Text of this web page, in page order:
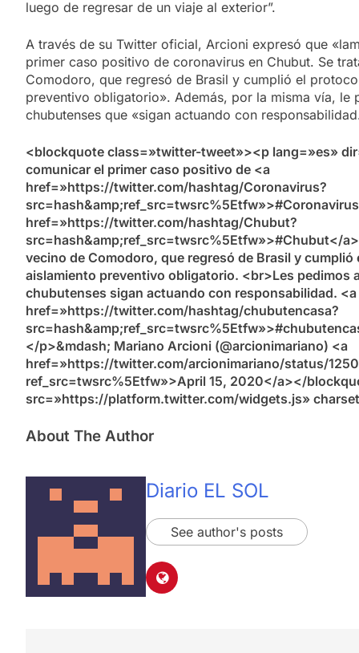
luego de regresar de un viaje al exterior”.
A través de su Twitter oficial, Arcioni expresó que
primer caso positivo de coronavirus en Chubut. Se
Comodoro, que regresó de Brasil y cumplió el
preventivo obligatorio». Además, por la misma vía, le
chubutenses que «sigan actuando con
<blockquote class=»twitter-tweet»><p lang=»es»
comunicar el primer caso positivo de <a
href=»https://twitter.com/hashtag/Coronavirus?
href=»https://twitter.com/hashtag/Chubut?
src=hash&amp;ref_src=twsrc%5Etfw»>#Chubut</
vecino de Comodoro, que regresó de Brasil y
aislamiento preventivo obligatorio. <br>Les pedimos
chubutenses sigan actuando con responsabilidad. <a
href=»https://twitter.com/hashtag/chubutencasa?
</p>&mdash; Mariano Arcioni (@arcionimariano) <a
href=»https://twitter.com/arcionimariano/status/
ref_src=twsrc%5Etfw»>April 15, 2020</a></
src=»https://platform.twitter.com/widgets.js»
About The Author
Diario EL SOL
See author's posts